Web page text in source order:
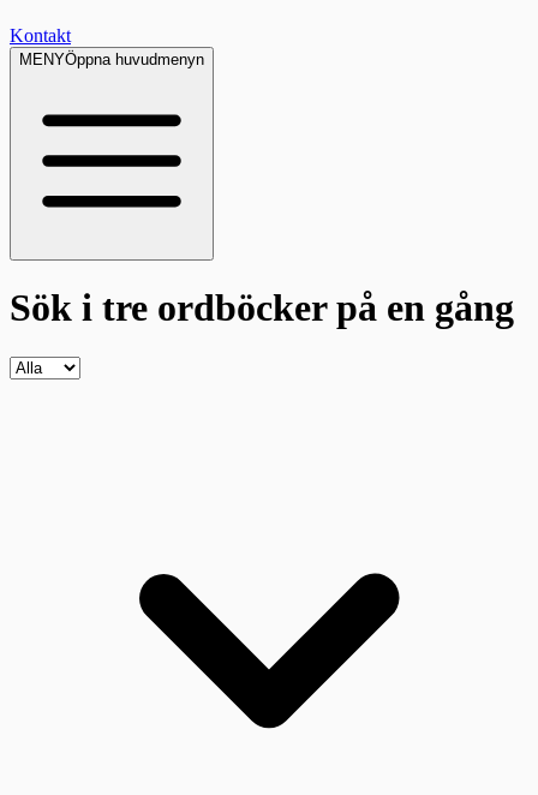
Kontakt
MENYÖppna huvudmenyn
Sök i tre ordböckerpå en gång